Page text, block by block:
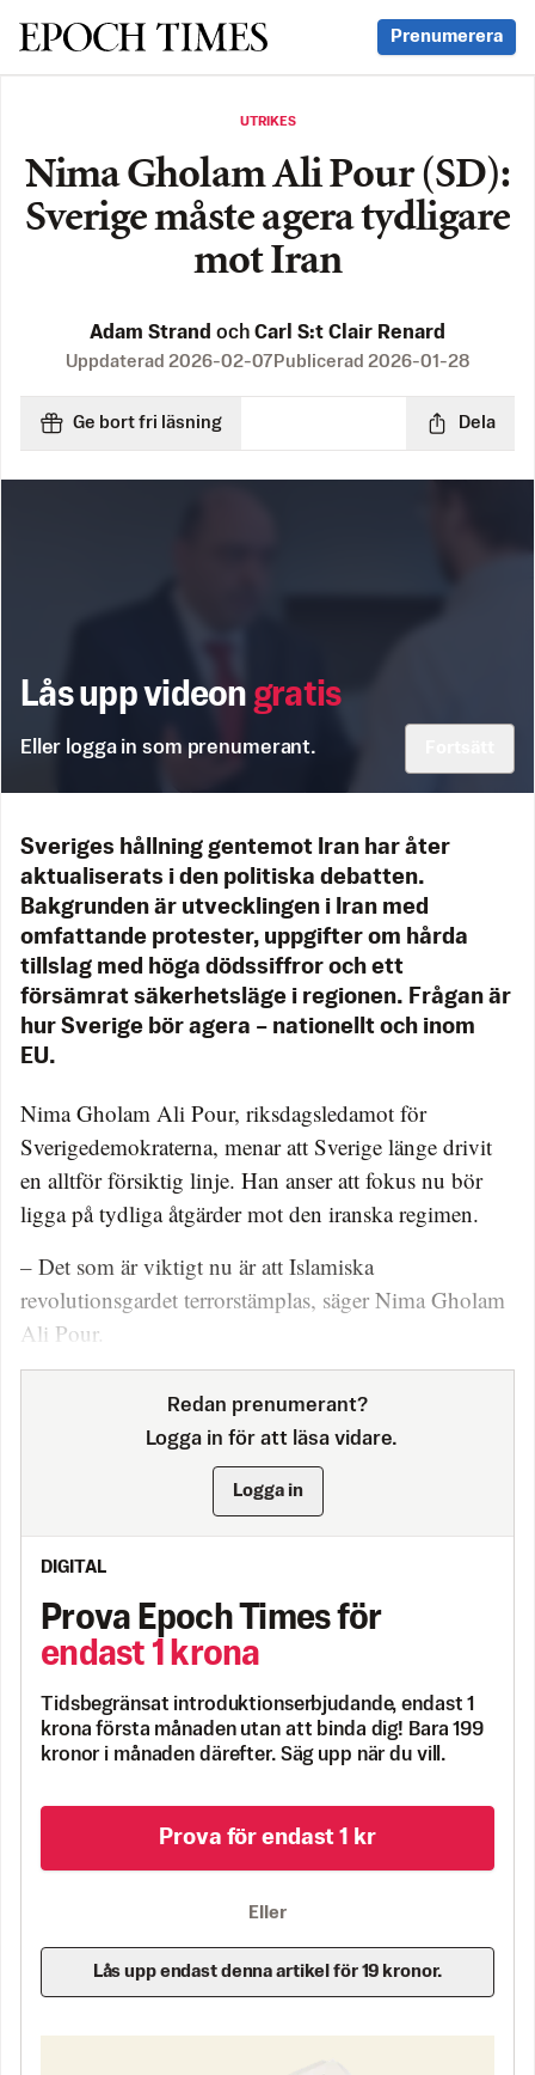
Svenska Epoch Times Prenumerera
UTRIKES
Nima Gholam Ali Pour (SD):
Sverige måste agera tydligare
mot Iran
Adam Strand och Carl S:t Clair Renard
Uppdaterad 2026-02-07 Publicerad 2026-01-28
Ge bort fri läsning Dela
Lås upp videon gratis
Eller logga in som prenumerant.
Sveriges hållning gentemot Iran har åter
aktualiserats i den politiska debatten.
Bakgrunden är utvecklingen i Iran med
omfattande protester, uppgifter om hårda
tillslag med höga dödssiffror och ett
försämrat säkerhetsläge i regionen. Frågan är
hur Sverige bör agera – nationellt och inom
EU.
Nima Gholam Ali Pour, riksdagsledamot för
Sverigedemokraterna, menar att Sverige länge drivit
en alltför försiktig linje. Han anser att fokus nu bör
ligga på tydliga åtgärder mot den iranska regimen.
– Det som är viktigt nu är att Islamiska
revolutionsgardet terrorstämplas, säger Nima Gholam
Ali Pour.
Redan prenumerant?
Logga in för att läsa vidare.
Logga in
DIGITAL
Prova Epoch Times för
endast 1 krona
Tidsbegränsat introduktionserbjudande, endast 1
krona första månaden utan att binda dig! Bara 199
kronor i månaden därefter. Säg upp när du vill.
Prova för endast 1 kr
Eller
Lås upp endast denna artikel för 19 kronor.